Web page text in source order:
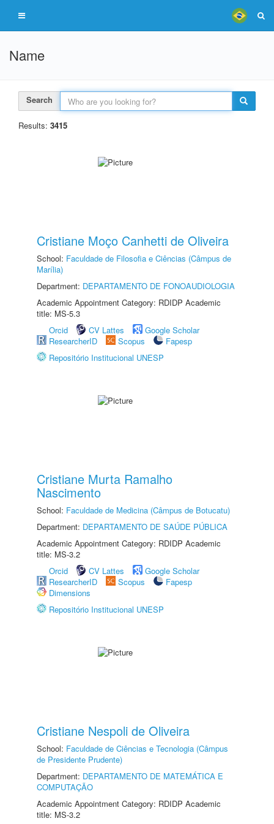
Name
Search
Results: 3415
Cristiane Moço Canhetti de Oliveira
School: Faculdade de Filosofia e Ciências (Câmpus de
Marília)
Department: DEPARTAMENTO DE FONOAUDIOLOGIA
Academic Appointment Category: RDIDP Academic
title: MS-5.3
Orcid
CV Lattes
Google Scholar
ResearcherID
Scopus
Fapesp
Repositório Institucional UNESP
Cristiane Murta Ramalho
Nascimento
School: Faculdade de Medicina (Câmpus de Botucatu)
Department: DEPARTAMENTO DE SAÚDE PÚBLICA
Academic Appointment Category: RDIDP Academic
title: MS-3.2
Orcid
CV Lattes
Google Scholar
ResearcherID
Scopus
Fapesp
Dimensions
Repositório Institucional UNESP
Cristiane Nespoli de Oliveira
School: Faculdade de Ciências e Tecnologia (Câmpus
de Presidente Prudente)
Department: DEPARTAMENTO DE MATEMÁTICA E
COMPUTAÇÃO
Academic Appointment Category: RDIDP Academic
title: MS-3.2